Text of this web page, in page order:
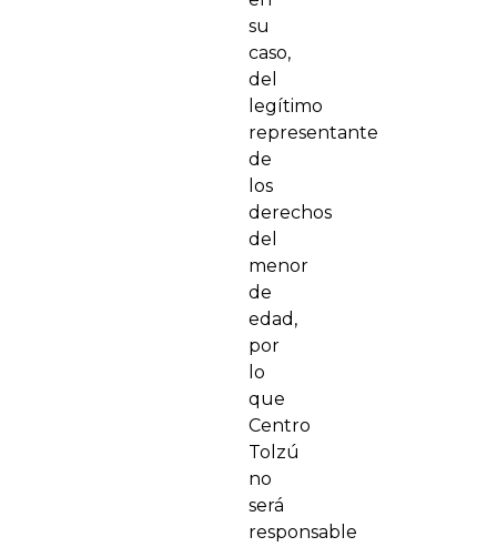
su
caso,
del
legítimo
representante
de
los
derechos
del
menor
de
edad,
por
lo
que
Centro
Tolzú
no
será
responsable